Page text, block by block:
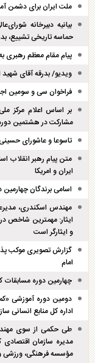
ملت ایران برای دشمن
بیانیه دبیرخانه
حماسه تاریخی تشییع،
پیام مقام معظم رهبری
ویدیو/ بدرقه آقای شهید
فراخوان سی و سومین
بر اساس اعلام مرکز
مشارکت در هشتمین
تاسوعا و عاشورای
متن پیام رهبر انقلاب
ایران و امریکا
اسامی برندگان
مهندس اسکندری،
ایثار: مهمترین شاخص
و ایثارگر است
گزارش تصویری موکب
امام
چهارمین دوره مسابقات
دومین دوره آموزشی
اداره کل منابع انسانی
طی حکمی از سوی
مدیره سازمان
مؤسسه فرهنگی، ورزشی